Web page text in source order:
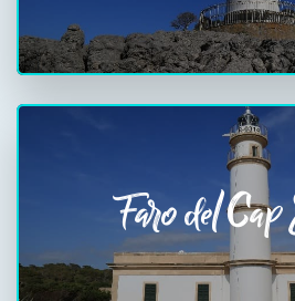
Faro del Cap